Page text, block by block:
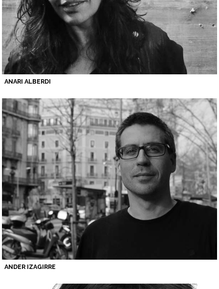
ANARI ALBERDI
ANDER IZAGIRRE